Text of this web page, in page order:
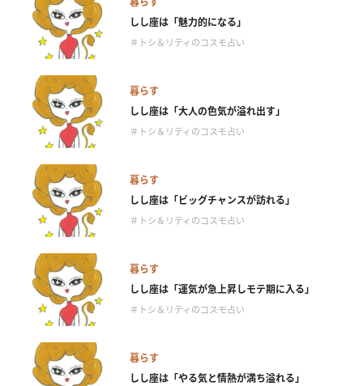
しし座は「魅力的になる」
＃トシ＆リティのコスモ占い
暮らす
しし座は「大人の色気が溢れ出す」
＃トシ＆リティのコスモ占い
暮らす
しし座は「ビッグチャンスが訪れる」
＃トシ＆リティのコスモ占い
暮らす
しし座は「運気が急上昇しモテ期に入る」
＃トシ＆リティのコスモ占い
暮らす
しし座は「やる気と情熱が満ち溢れる」